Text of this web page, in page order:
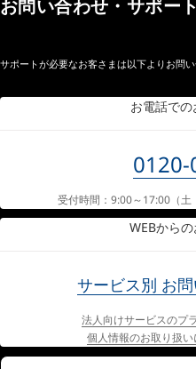
お問い合わせ・サポート
サポートが必要なお客さまは以下よりお問い
お電話で
受付時間：9:00～17:00（土
WEBから
サービス別 お
法人向けサービスのプ
個人情報のお取り扱